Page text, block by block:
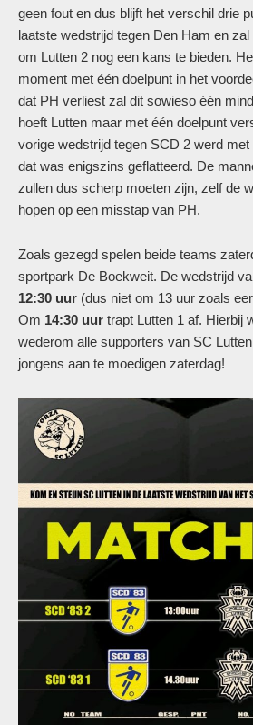
geen fout en dus blijft het verschil drie
laatste wedstrijd tegen Den Ham en
om Lutten 2 nog een kans te bieden.
moment met één doelpunt in het
dat PH verliest zal dit sowieso één
hoeft Lutten maar met één doelpunt
vorige wedstrijd tegen SCD 2 werd
dat was enigszins geflatteerd. De
zullen dus scherp moeten zijn, zelf de
hopen op een misstap van PH.
Zoals gezegd spelen beide teams
sportpark De Boekweit. De wedstrijd
12:30 uur (dus niet om 13 uur zoals
Om 14:30 uur trapt Lutten 1 af. Hierbij
wederom alle supporters van SC
jongens aan te moedigen zaterdag!